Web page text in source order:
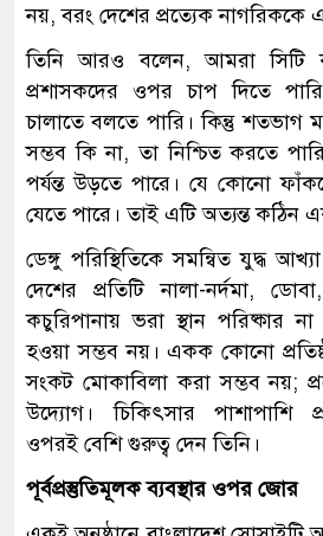
নয়, বরং দেশের প্রত্যেক নাগরিককে
তিনি আরও বলেন, আমরা সিটি
প্রশাসকদের ওপর চাপ দিতে
চালাতে বলতে পারি। কিন্তু শতভাগ
সম্ভব কি না, তা নিশ্চিত করতে
পর্যন্ত উড়তে পারে। যে কোনো
যেতে পারে। তাই এটি অত্যন্ত কঠিন
ডেঙ্গু পরিস্থিতিকে সমন্বিত যুদ্ধ আখ্যা
দেশের প্রতিটি নালা-নর্দমা,
কচুরিপানায় ভরা স্থান পরিষ্কার
হওয়া সম্ভব নয়। একক কোনো
সংকট মোকাবিলা করা সম্ভব নয়;
উদ্যোগ। চিকিৎসার পাশাপাশি
ওপরই বেশি গুরুত্ব দেন তিনি।
পূর্বপ্রস্তুতিমূলক ব্যবস্থার ওপর জোর